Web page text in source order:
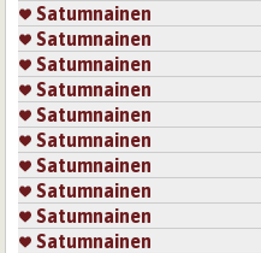
Satumnainen
Satumnainen
Satumnainen
Satumnainen
Satumnainen
Satumnainen
Satumnainen
Satumnainen
Satumnainen
Satumnainen